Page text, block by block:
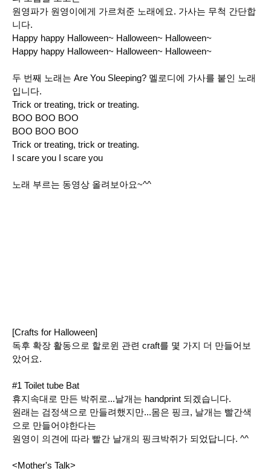
원영파가 원영이에게 가르쳐준 노래에요. 가사는 무척 간단합
니다.
Happy happy Halloween~ Halloween~ Halloween~
Happy happy Halloween~ Halloween~ Halloween~
두 번째 노래는 Are You Sleeping? 멜로디에 가사를 붙인 노래
입니다.
Trick or treating, trick or treating.
BOO BOO BOO
BOO BOO BOO
Trick or treating, trick or treating.
I scare you I scare you
노래 부르는 동영상 올려보아요~^^
[Crafts for Halloween]
독후 확장 활동으로 할로윈 관련 craft를 몇 가지 더 만들어보
았어요.
#1 Toilet tube Bat
휴지속대로 만든 박쥐로...날개는 handprint 되겠습니다.
원래는 검정색으로 만들려했지만...몸은 핑크, 날개는 빨간색
으로 만들어야한다는
원영이 의견에 따라 빨간 날개의 핑크박쥐가 되었답니다. ^^
<Mother's Talk>